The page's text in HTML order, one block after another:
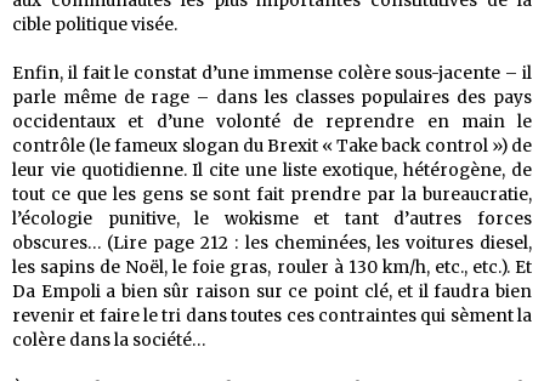
cible politique visée.
Enfin, il fait le constat d’une immense colère sous-jacente – il
parle même de rage – dans les classes populaires des pays
occidentaux et d’une volonté de reprendre en main le
contrôle (le fameux slogan du Brexit « Take back control ») de
leur vie quotidienne. Il cite une liste exotique, hétérogène, de
tout ce que les gens se sont fait prendre par la bureaucratie,
l’écologie punitive, le wokisme et tant d’autres forces
obscures… (Lire page 212 : les cheminées, les voitures diesel,
les sapins de Noël, le foie gras, rouler à 130 km/h, etc., etc.). Et
Da Empoli a bien sûr raison sur ce point clé, et il faudra bien
revenir et faire le tri dans toutes ces contraintes qui sèment la
colère dans la société…